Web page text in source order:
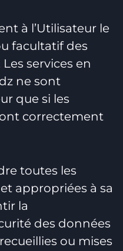
à l’Utilisateur le
facultatif des
services en
ne sont
que si les
correctement
toutes les
appropriées à sa
la
des données
ou mises